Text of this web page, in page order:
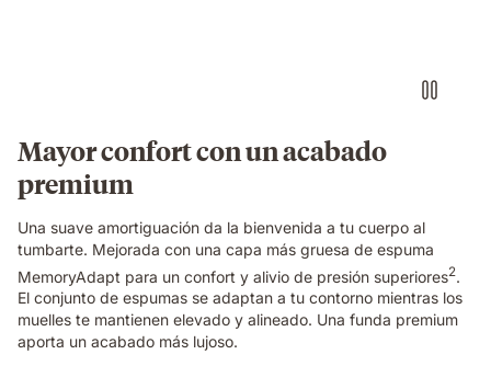
Pro
mattress,
showing
the
textured
cover
and
gold
trim
in
Mayor confort con un acabado
premium
Una suave amortiguación da la bienvenida a tu cuerpo al
tumbarte. Mejorada con una capa más gruesa de espuma
MemoryAdapt para un confort y alivio de presión superiores2
El conjunto de espumas se adaptan a tu contorno mientras los
muelles te mantienen elevado y alineado. Una funda premium
aporta un acabado más lujoso.